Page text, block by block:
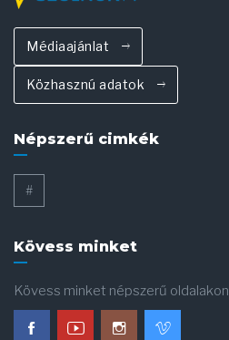
Médiaajánlat
Közhasznú adatok
Népszerű cimkék
#
Kövess minket
Kövess minket népszerű oldalakon